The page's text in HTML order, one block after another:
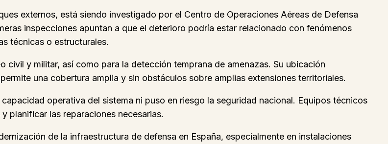
externos, está siendo investigado por el Centro de Operaciones Aéreas de Defensa
inspecciones apuntan a que el deterioro podría estar relacionado con fenómenos
técnicas o estructurales.
y militar, así como para la detección temprana de amenazas. Su ubicación
una cobertura amplia y sin obstáculos sobre amplias extensiones territoriales.
operativa del sistema ni puso en riesgo la seguridad nacional. Equipos técnicos
planificar las reparaciones necesarias.
de la infraestructura de defensa en España, especialmente en instalaciones